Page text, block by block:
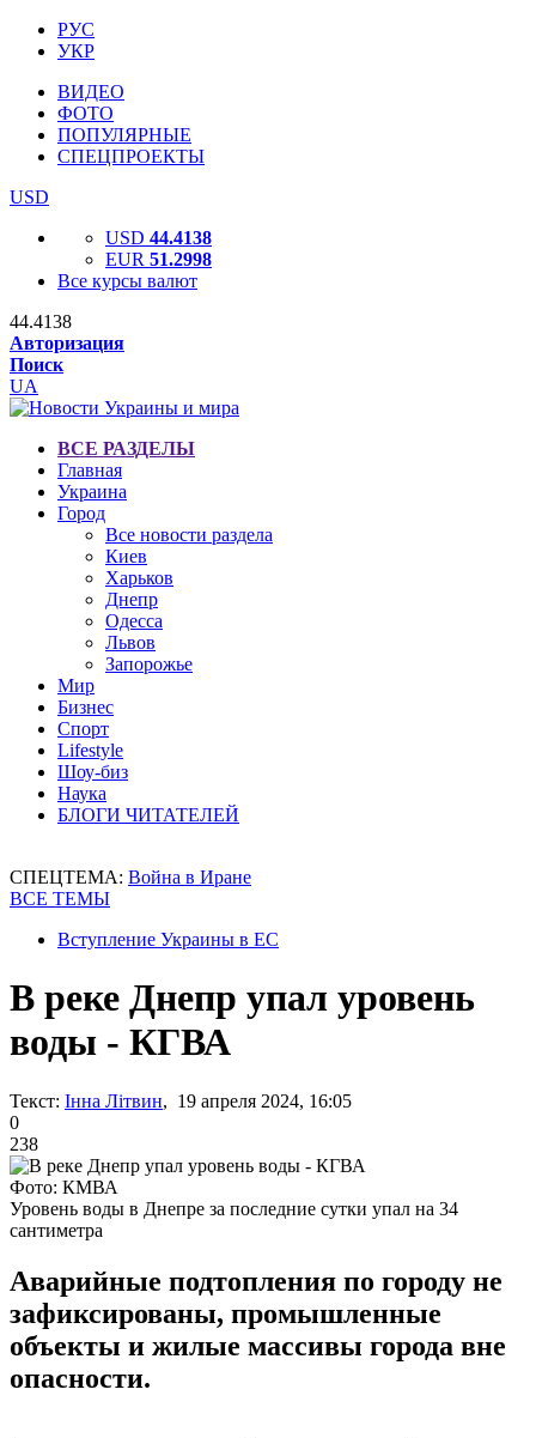
РУС
УКР
ВИДЕО
ФОТО
ПОПУЛЯРНЫЕ
СПЕЦПРОЕКТЫ
USD
USD 44.4138
EUR 51.2998
Все курсы валют
44.4138
Авторизация
Поиск
UA
ВСЕ РАЗДЕЛЫ
Главная
Украина
Город
Все новости раздела
Киев
Харьков
Днепр
Одесса
Львов
Запорожье
Мир
Бизнес
Спорт
Lifestyle
Шоу-биз
Наука
БЛОГИ ЧИТАТЕЛЕЙ
СПЕЦТЕМА: Война в Иране
ВСЕ ТЕМЫ
Вступление Украины в ЕС
В реке Днепр упал уровень
воды - КГВА
Текст: Інна Літвин, 19 апреля 2024, 16:05
0
238
Фото: КМВА
Уровень воды в Днепре за последние сутки упал на 34
сантиметра
Аварийные подтопления по городу не
зафиксированы, промышленные
объекты и жилые массивы города вне
опасности.